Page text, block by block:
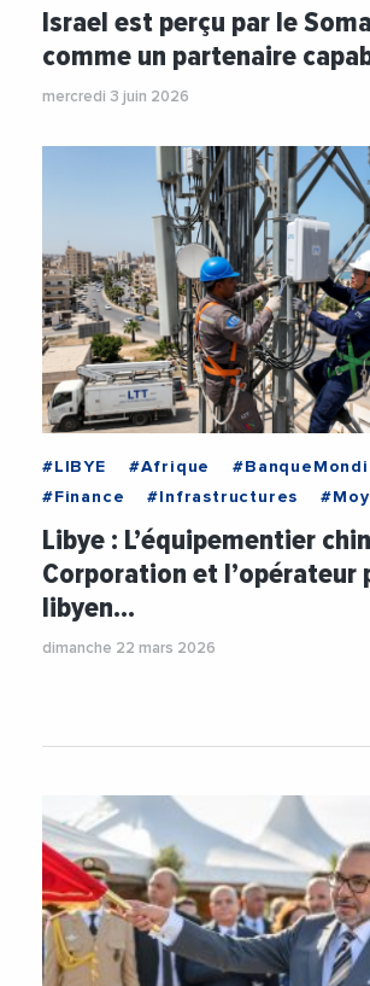
#Technologie
#TransportMaritime
Israel est perçu par le
comme un partenaire
mercredi 3 juin 2026
#LIBYE #Afrique
#Finance
#Infrastructures
#Numerique
#Technologie
Libye : L’équipementier
Corporation et l’opérateur
libyen…
dimanche 22 mars 2026